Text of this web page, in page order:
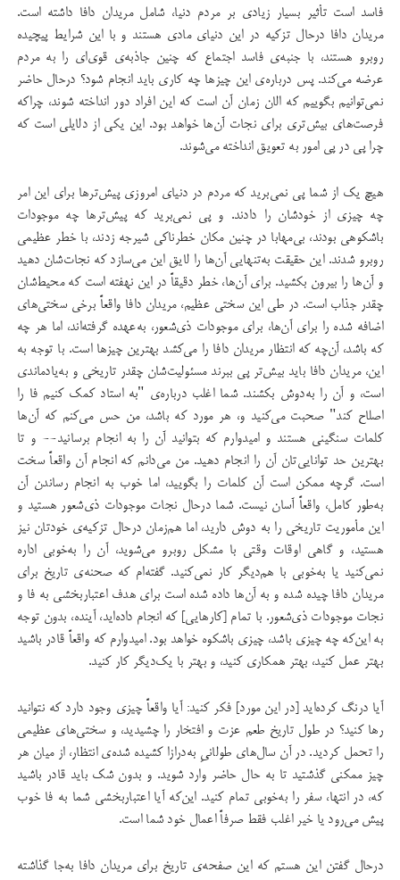
فاسد است تأثیر بسیار زیادی بر مردم دنیا، شامل مریدان دافا داشته است.
مریدان دافا درحال تزکیه در این دنیای مادی هستند و با این شرایط پیچیده
روبرو هستند، با جنبه‌ی فاسد اجتماع که چنین جاذبه‌ی قوی‌ای را به مردم
عرضه می‌کند. پس درباره‌ی این چیزها چه کاری باید انجام شود؟ درحال حاضر
نمی‌توانیم بگوییم که الان زمان آن است که این افراد دور انداخته شوند،‌ چراکه
فرصت‌های بیش‌تری برای نجات آن‌ها خواهد بود. این یکی از دلایلی است که
چرا پی در پی امور به تعویق انداخته می‌شوند.
هیچ یک از شما پی نمی‌برید که مردم در دنیای امروزی پیش‌ترها برای این امر
چه چیزی از خودشان را دادند. و پی نمی‌برید که پیش‌ترها چه موجودات
باشکوهی بودند، بی‌مهابا در چنین مکان خطرناکی شیرجه زدند، با خطر عظیمی
روبرو شدند. این حقیقت به‌تنهایی آن‌ها را لایق این می‌سازد که نجات‌شان دهید
و آن‌ها را بیرون بکشید. برای آن‌ها، خطر دقیقاً در این نهفته است که محیط‌شان
چقدر جذاب است. در طی این سختی عظیم، مریدان دافا واقعاً برخی سختی‌های
اضافه شده را برای آن‌ها، برای موجودات ذی‌شعور، به‌عهده گرفته‌اند، اما هر چه
که باشد، آن‌چه که انتظار مریدان دافا را می‌کشد بهترین چیزها است. با توجه به
این، مریدان دافا باید بیش‌تر پی ببرند مسئولیت‌شان چقدر تاریخی و به‌یادماندی
است، و آن را به‌دوش بکشند. شما اغلب درباره‌ی "به استاد کمک کنیم فا را
اصلاح کند" صحبت می‌کنید و، هر مورد که باشد، من حس می‌کنم که آن‌ها
کلمات سنگینی هستند و امیدوارم که بتوانید آن را به انجام برسانید-- و تا
بهترین حد توانایی‌تان آن را انجام دهید. من می‌دانم که انجام آن واقعاً سخت
است. گرچه ممکن است آن کلمات را بگویید، اما خوب به انجام رساندن آن
به‌طور کامل، واقعاً آسان نیست. شما درحال نجات موجودات ذی‌شعور هستید و
این مأموریت تاریخی را به دوش دارید، اما هم‌زمان درحال تزکیه‌ی خودتان نیز
هستید، و گاهی اوقات وقتی با مشکل روبرو می‌شوید، آن را به‌خوبی اداره
نمی‌کنید یا به‌خوبی با هم‌دیگر کار نمی‌کنید. گفته‌ام که صحنه‌ی تاریخ برای
مریدان دافا چیده شده و به آن‌ها داده شده است برای هدف اعتباربخشی به فا و
نجات موجودات ذی‌شعور. با تمام [کارهایی] که انجام داده‌اید، آینده، بدون توجه
به این‌که چه چیزی باشد، چیزی باشکوه خواهد بود. امیدوارم که واقعاً قادر باشید
بهتر عمل کنید، بهتر همکاری کنید، و بهتر با یک‌دیگر کار کنید.
آیا درنگ کرده‌اید [در این مورد] فکر کنید: آیا واقعاً چیزی وجود دارد که نتوانید
رها کنید؟ در طول تاریخ طعم عزت و افتخار را چشیدید، و سختی‌های عظیمی
را تحمل کردید. در آن سال‌های طولانی‌ِ به‌درازا کشیده شده‌ی انتظار، از میان هر
چیز ممکنی گذشتید تا به حال حاضر وارد شوید. و بدون شک باید قادر باشید
که، در انتها، سفر را به‌خوبی تمام کنید. این‌که آیا اعتباربخشی شما به فا خوب
پیش می‌رود یا خیر اغلب فقط صرفاً اعمال خود شما است.
درحال گفتن این هستم که این صفحه‌ی تاریخ برای مریدان دافا به‌جا گذاشته